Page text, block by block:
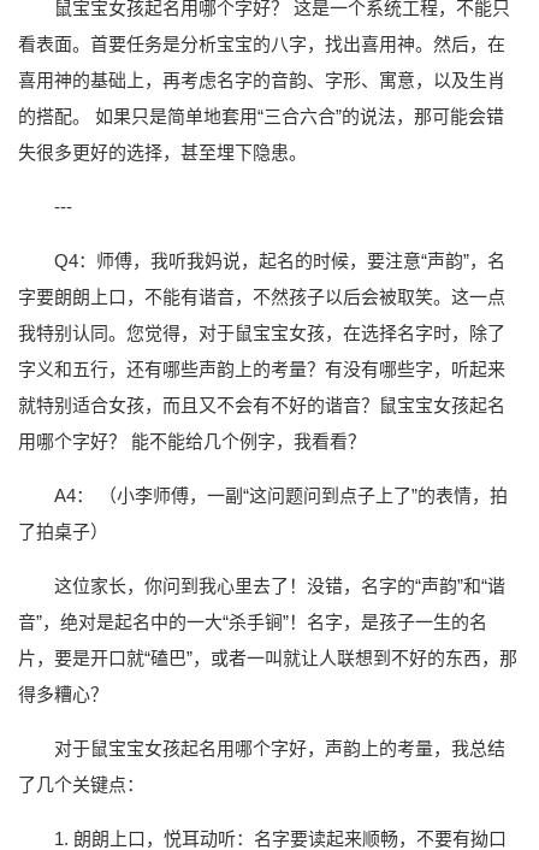
鼠宝宝女孩起名用哪个字好？ 这是一个系统工程，不能只
看表面。首要任务是分析宝宝的八字，找出喜用神。然后，在
喜用神的基础上，再考虑名字的音韵、字形、寓意，以及生肖
的搭配。 如果只是简单地套用“三合六合”的说法，那可能会错
失很多更好的选择，甚至埋下隐患。
---
Q4：师傅，我听我妈说，起名的时候，要注意“声韵”，名
字要朗朗上口，不能有谐音，不然孩子以后会被取笑。这一点
我特别认同。您觉得，对于鼠宝宝女孩，在选择名字时，除了
字义和五行，还有哪些声韵上的考量？有没有哪些字，听起来
就特别适合女孩，而且又不会有不好的谐音？鼠宝宝女孩起名
用哪个字好？ 能不能给几个例字，我看看？
A4： （小李师傅，一副“这问题问到点子上了”的表情，拍
了拍桌子）
这位家长，你问到我心里去了！没错，名字的“声韵”和“谐
音”，绝对是起名中的一大“杀手锏”！名字，是孩子一生的名
片，要是开口就“磕巴”，或者一叫就让人联想到不好的东西，那
得多糟心？
对于鼠宝宝女孩起名用哪个字好，声韵上的考量，我总结
了几个关键点：
1. 朗朗上口，悦耳动听：名字要读起来顺畅，不要有拗口